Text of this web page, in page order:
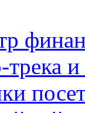
трека